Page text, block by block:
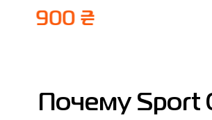
900 ₴
Почему Sport